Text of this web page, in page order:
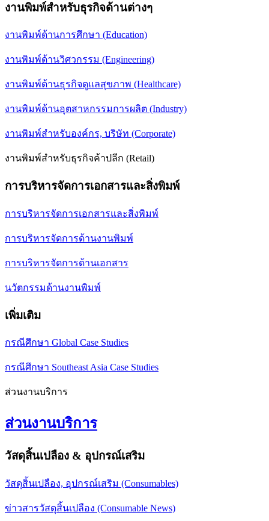
งานพิมพ์สำหรับธุรกิจด้านต่างๆ
งานพิมพ์ด้านการศึกษา (Education)
งานพิมพ์ด้านวิศวกรรม (Engineering)
งานพิมพ์ด้านธุรกิจดูแลสุขภาพ (Healthcare)
งานพิมพ์ด้านอุตสาหกรรมการผลิต (Industry)
งานพิมพ์สำหรับองค์กร, บริษัท (Corporate)
งานพิมพ์สำหรับธุรกิจค้าปลีก (Retail)
การบริหารจัดการเอกสารและสิ่งพิมพ์
การบริหารจัดการเอกสารและสิ่งพิมพ์
การบริหารจัดการด้านงานพิมพ์
การบริหารจัดการด้านเอกสาร
นวัตกรรมด้านงานพิมพ์
เพิ่มเติม
กรณีศึกษา Global Case Studies
กรณีศึกษา Southeast Asia Case Studies
ส่วนงานบริการ
ส่วนงานบริการ
วัสดุสิ้นเปลือง & อุปกรณ์เสริม
วัสดุสิ้นเปลือง, อุปกรณ์เสริม (Consumables)
ข่าวสารวัสดุสิ้นเปลือง (Consumable News)